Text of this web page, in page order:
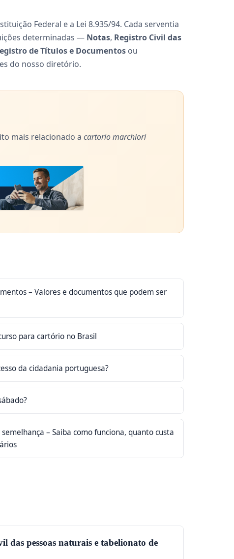
Federal e a Lei 8.935/94. Cada serventia
determinadas — Notas, Registro Civil das
de Títulos e Documentos ou
do nosso diretório.
mais relacionado a cartorio marchiori
– Valores e documentos que podem ser
para cartório no Brasil
da cidadania portuguesa?
– Saiba como funciona, quanto custa
das pessoas naturais e tabelionato de